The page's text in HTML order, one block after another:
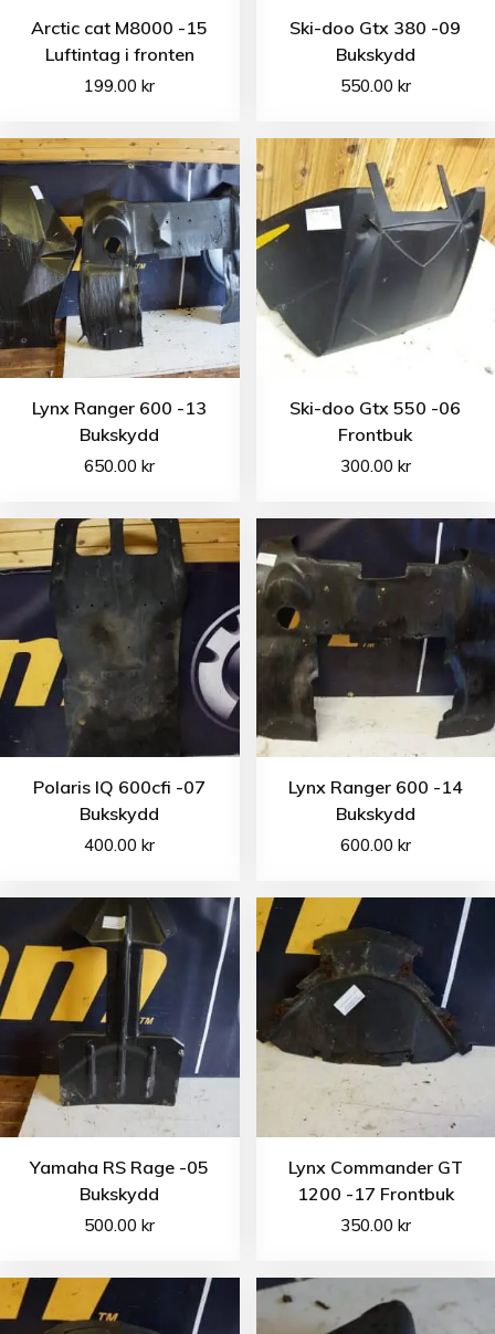
Arctic cat M8000 -15
Luftintag i fronten
199.00kr
Ski-doo Gtx 380 -09
Bukskydd
550.00 kr
Lynx Ranger 600 -13
Bukskydd
650.00kr
Ski-doo Gtx 550 -06
Frontbuk
300.00 kr
Polaris IQ 600cfi -07
Bukskydd
400.00kr
Lynx Ranger 600 -14
Bukskydd
600.00 kr
Yamaha RS Rage -05
Bukskydd
500.00kr
Lynx Commander GT
1200 -17 Frontbuk
350.00 kr